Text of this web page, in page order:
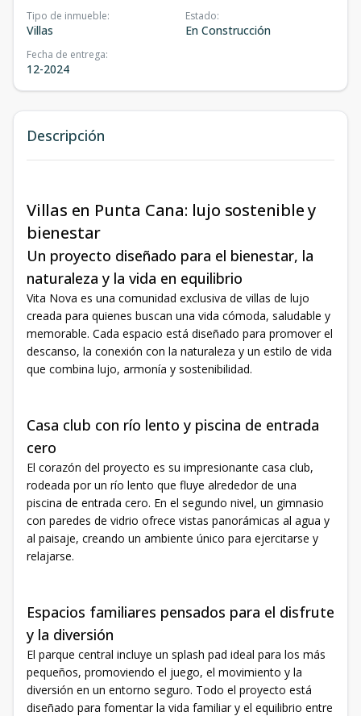
Tipo de inmueble:
Villas
Estado:
En Construcción
Fecha de entrega:
12-2024
Descripción
Villas en Punta Cana: lujo sostenible y
bienestar
Un proyecto diseñado para el bienestar, la
naturaleza y la vida en equilibrio
Vita Nova es una comunidad exclusiva de villas de lujo
creada para quienes buscan una vida cómoda, saludable y
memorable. Cada espacio está diseñado para promover el
descanso, la conexión con la naturaleza y un estilo de vida
que combina lujo, armonía y sostenibilidad.
Casa club con río lento y piscina de entrada
cero
El corazón del proyecto es su impresionante casa club,
rodeada por un río lento que fluye alrededor de una
piscina de entrada cero. En el segundo nivel, un gimnasio
con paredes de vidrio ofrece vistas panorámicas al agua y
al paisaje, creando un ambiente único para ejercitarse y
relajarse.
Espacios familiares pensados para el disfrute
y la diversión
El parque central incluye un splash pad ideal para los más
pequeños, promoviendo el juego, el movimiento y la
diversión en un entorno seguro. Todo el proyecto está
diseñado para fomentar la vida familiar y el equilibrio entre